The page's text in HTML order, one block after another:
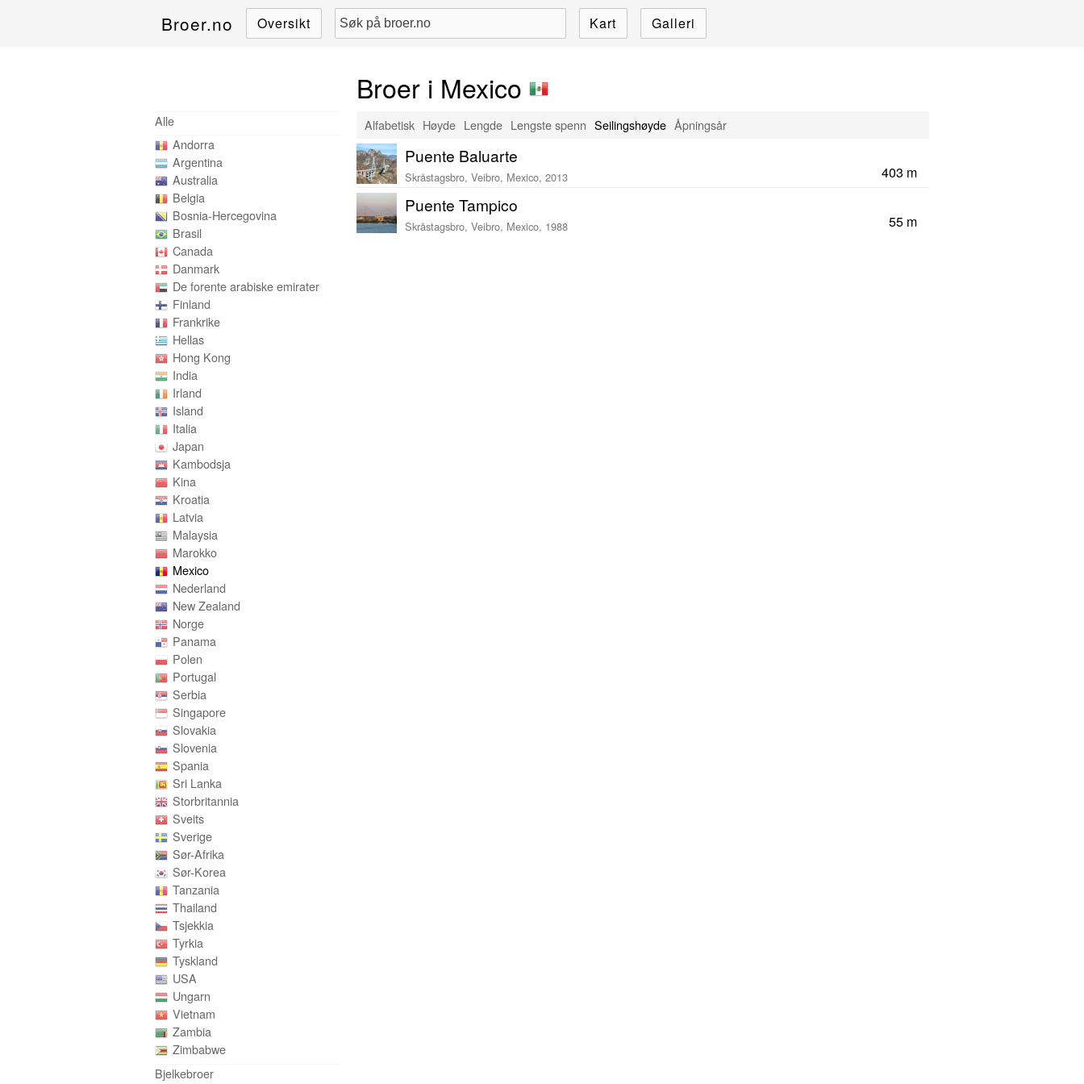
Broer.no Oversikt Kart Galleri
Alle
Andorra
Argentina
Australia
Belgia
Bosnia-Hercegovina
Brasil
Canada
Danmark
De forente arabiske emirater
Finland
Frankrike
Hellas
Hong Kong
India
Irland
Island
Italia
Japan
Kambodsja
Kina
Kroatia
Latvia
Malaysia
Marokko
Mexico
Nederland
New Zealand
Norge
Panama
Polen
Portugal
Serbia
Singapore
Slovakia
Slovenia
Spania
Sri Lanka
Storbritannia
Sveits
Sverige
Sør-Afrika
Sør-Korea
Tanzania
Thailand
Tsjekkia
Tyrkia
Tyskland
USA
Ungarn
Vietnam
Zambia
Zimbabwe
Bjelkebroer
Broer i Mexico
Alfabetisk Høyde Lengde Lengste spenn Seilingshøyde Åpningsår
Puente Baluarte
Skråstagsbro, Veibro, Mexico, 2013 403 m
Puente Tampico
Skråstagsbro, Veibro, Mexico, 1988 55 m